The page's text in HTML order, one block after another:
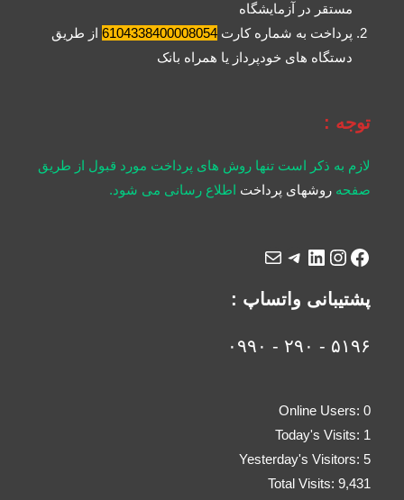
مستقر در آزمایشگاه
پرداخت به شماره کارت6104338400008054 از طریق
دستگاه های خودپرداز یا همراه بانک
توجه :
لازم به ذکر است تنها روش های پرداخت مورد قبول از طریق
صفحهروشهای پرداخت اطلاع رسانی می شود.
پشتیبانی واتساپ :
۵۱۹۶ - ۲۹۰ - ۰۹۹۰
Online Users: 0
Today's Visits: 1
Yesterday's Visitors: 5
Total Visits: 9,431